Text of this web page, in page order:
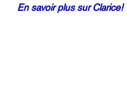
En savoir plus sur Clarice!